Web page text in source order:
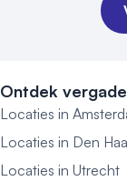
Ontdek
Locaties in
Locaties in Den
Locaties in Utrecht